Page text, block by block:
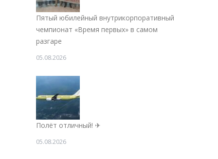
Пятый юбилейный внутрикорпоративный
чемпионат «Время первых» в самом
разгаре
05.08.2026
Полёт отличный! ✈
05.08.2026